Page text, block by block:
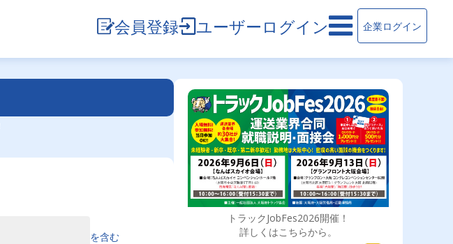
会員登録 ユーザーログイン 企業ログイン
を含む
トラックJobFes2026開催！
詳しくはこちらから。